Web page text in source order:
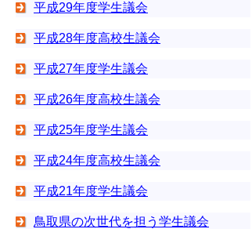
平成29年度学生議会
平成28年度高校生議会
平成27年度学生議会
平成26年度高校生議会
平成25年度学生議会
平成24年度高校生議会
平成21年度学生議会
鳥取県の次世代を担う学生議会